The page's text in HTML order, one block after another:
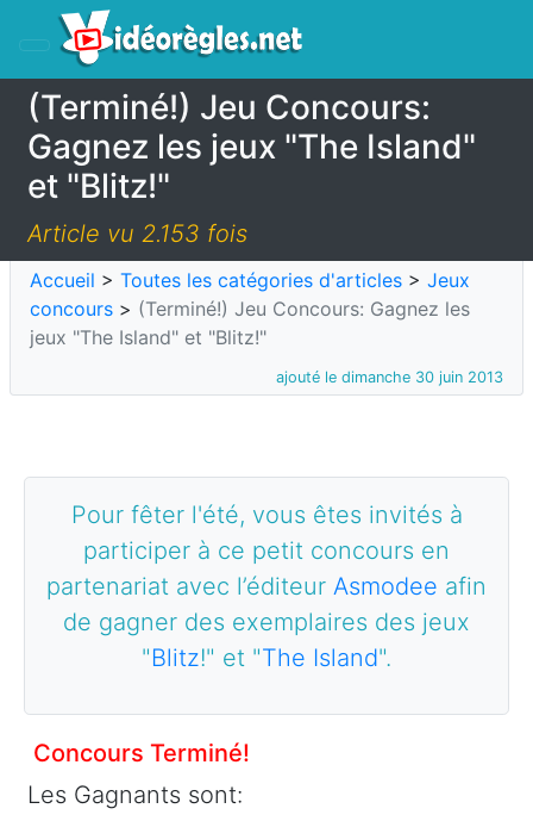
(Terminé!) Jeu Concours:
Gagnez les jeux "The Island"
et "Blitz!"
Article vu 2.153 fois
Accueil > Toutes les catégories d'articles > Jeux
concours > (Terminé!) Jeu Concours: Gagnez les
jeux "The Island" et "Blitz!"
ajouté le dimanche 30 juin 2013
Pour fêter l'été, vous êtes invités à
participer à ce petit concours en
partenariat avec l’éditeur Asmodee afin
de gagner des exemplaires des jeux
"Blitz!" et "The Island".
Concours Terminé!
Les Gagnants sont: